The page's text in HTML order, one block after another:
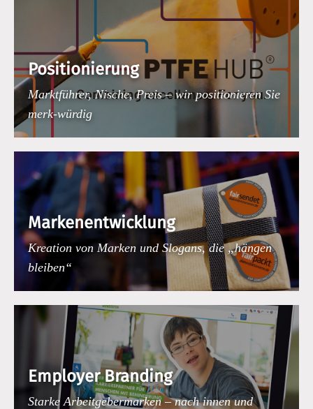
Positionierung
Marktführer, Nische, Preis – wir positionieren Sie
merk-würdig
Markenentwicklung
Kreation von Marken und Slogans, die „hängen
bleiben“
Employer Branding
Starke Arbeitgebermarken – nach innen und